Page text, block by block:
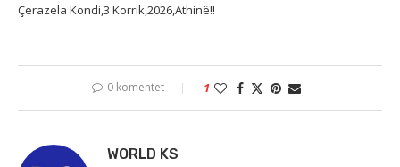
Çerazela Kondi,3 Korrik,2026,Athinë!!
0 komentet 1
WORLD KS